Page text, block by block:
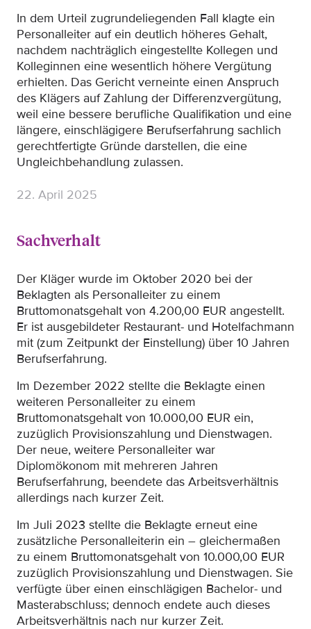
In dem Urteil zugrundeliegenden Fall klagte ein
Personalleiter auf ein deutlich höheres Gehalt,
nachdem nachträglich eingestellte Kollegen und
Kolleginnen eine wesentlich höhere Vergütung
erhielten. Das Gericht verneinte einen Anspruch
des Klägers auf Zahlung der Differenzvergütung,
weil eine bessere berufliche Qualifikation und eine
längere, einschlägigere Berufserfahrung sachlich
gerechtfertigte Gründe darstellen, die eine
Ungleichbehandlung zulassen.
22. April 2025
Sachverhalt
Der Kläger wurde im Oktober 2020 bei der
Beklagten als Personalleiter zu einem
Bruttomonatsgehalt von 4.200,00 EUR angestellt.
Er ist ausgebildeter Restaurant- und Hotelfachmann
mit (zum Zeitpunkt der Einstellung) über 10 Jahren
Berufserfahrung.
Im Dezember 2022 stellte die Beklagte einen
weiteren Personalleiter zu einem
Bruttomonatsgehalt von 10.000,00 EUR ein,
zuzüglich Provisionszahlung und Dienstwagen.
Der neue, weitere Personalleiter war
Diplomökonom mit mehreren Jahren
Berufserfahrung, beendete das Arbeitsverhältnis
allerdings nach kurzer Zeit.
Im Juli 2023 stellte die Beklagte erneut eine
zusätzliche Personalleiterin ein – gleichermaßen
zu einem Bruttomonatsgehalt von 10.000,00 EUR
zuzüglich Provisionszahlung und Dienstwagen. Sie
verfügte über einen einschlägigen Bachelor- und
Masterabschluss; dennoch endete auch dieses
Arbeitsverhältnis nach nur kurzer Zeit.